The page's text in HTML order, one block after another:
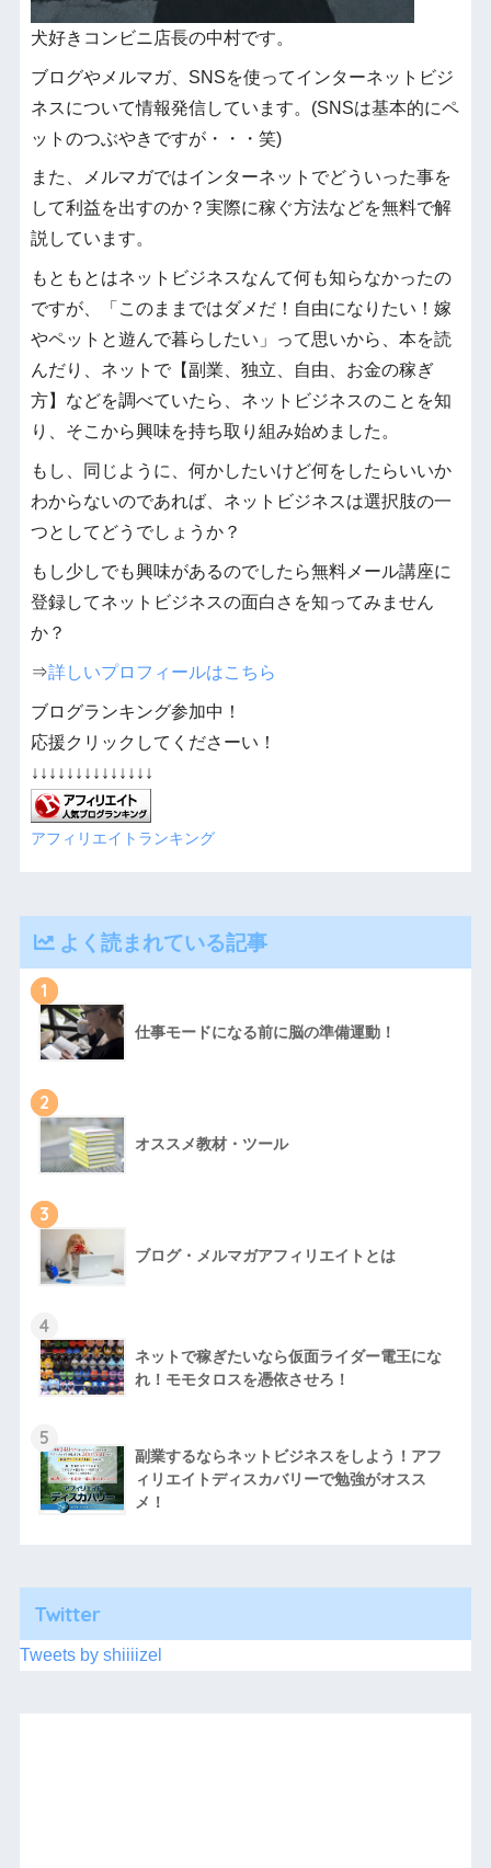
犬好きコンビニ店長の中村です。
ブログやメルマガ、SNSを使ってインターネットビジ
ネスについて情報発信しています。(SNSは基本的にペ
ットのつぶやきですが・・・笑)
また、メルマガではインターネットでどういった事を
して利益を出すのか？実際に稼ぐ方法などを無料で解
説しています。
もともとはネットビジネスなんて何も知らなかったの
ですが、「このままではダメだ！自由になりたい！嫁
やペットと遊んで暮らしたい」って思いから、本を読
んだり、ネットで【副業、独立、自由、お金の稼ぎ
方】などを調べていたら、ネットビジネスのことを知
り、そこから興味を持ち取り組み始めました。
もし、同じように、何かしたいけど何をしたらいいか
わからないのであれば、ネットビジネスは選択肢の一
つとしてどうでしょうか？
もし少しでも興味があるのでしたら無料メール講座に
登録してネットビジネスの面白さを知ってみません
か？
⇒詳しいプロフィールはこちら
ブログランキング参加中！
応援クリックしてくださーい！
↓↓↓↓↓↓↓↓↓↓↓↓↓↓
アフィリエイトランキング
よく読まれている記事
1
仕事モードになる前に脳の準備運動！
2
オススメ教材・ツール
3
ブログ・メルマガアフィリエイトとは
4
ネットで稼ぎたいなら仮面ライダー電王にな
れ！モモタロスを憑依させろ！
5
副業するならネットビジネスをしよう！アフ
ィリエイトディスカバリーで勉強がオスス
メ！
Twitter
Tweets by shiiiizel